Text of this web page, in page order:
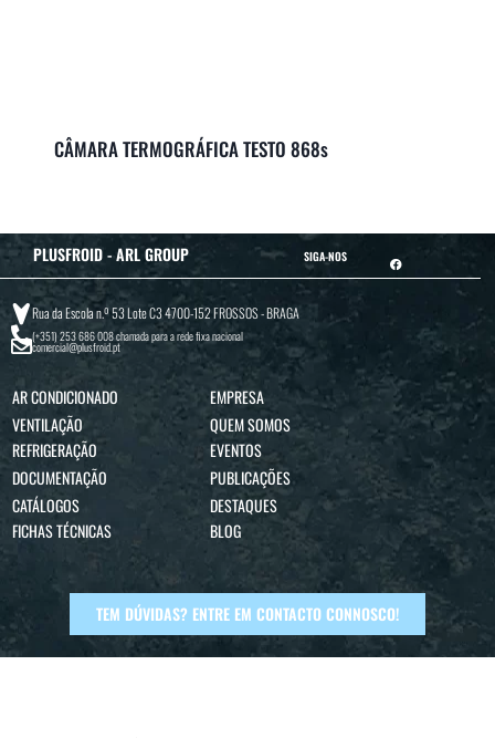
CÂMARA TERMOGRÁFICA TESTO 868s
PLUSFROID - ARL GROUP SIGA-NOS
Rua da Escola n.º 53 Lote C3 4700-152 FROSSOS - BRAGA
(+351) 253 686 008chamada para a rede fixa nacional
comercial@plusfroid.pt
AR CONDICIONADO
VENTILAÇÃO
REFRIGERAÇÃO
EMPRESA
QUEM SOMOS
EVENTOS
DOCUMENTAÇÃO
CATÁLOGOS
FICHAS TÉCNICAS
PUBLICAÇÕES
DESTAQUES
BLOG
TEM DÚVIDAS? ENTRE EM CONTACTO CONNOSCO!